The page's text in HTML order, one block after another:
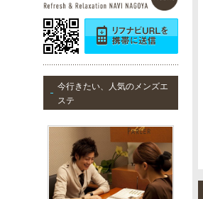
今行きたい、人気のメンズエ
ステ